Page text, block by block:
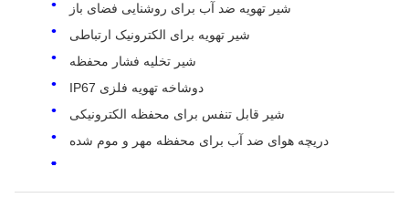
شیر تهویه ضد آب برای روشنایی فضای باز
شیر تهویه برای الکترونیک ارتباطی
شیر تخلیه فشار محفظه
دوشاخه تهویه فلزی IP67
شیر قابل تنفس برای محفظه الکترونیکی
دریچه هوای ضد آب برای محفظه مهر و موم شده